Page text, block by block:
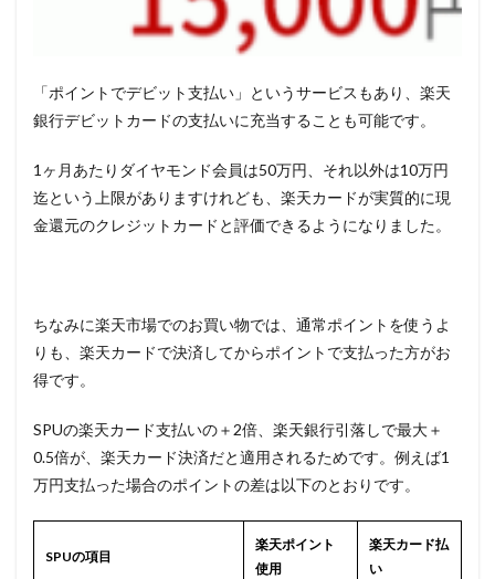
「ポイントでデビット支払い」というサービスもあり、楽天
銀行デビットカードの支払いに充当することも可能です。
1ヶ月あたりダイヤモンド会員は50万円、それ以外は10万円
迄という上限がありますけれども、楽天カードが実質的に現
金還元のクレジットカードと評価できるようになりました。
ちなみに楽天市場でのお買い物では、通常ポイントを使うよ
りも、楽天カードで決済してからポイントで支払った方がお
得です。
SPUの楽天カード支払いの＋2倍、楽天銀行引落しで最大＋
0.5倍が、楽天カード決済だと適用されるためです。例えば1
万円支払った場合のポイントの差は以下のとおりです。
SPUの項目
楽天ポイント
使用
楽天カード払
い